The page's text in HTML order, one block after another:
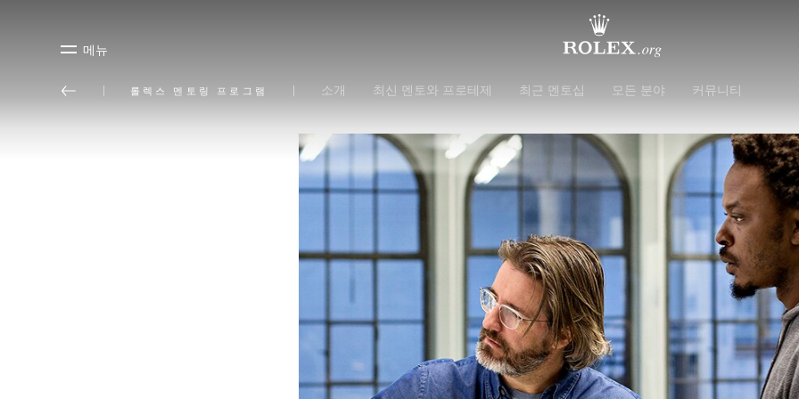
메뉴
롤렉스 멘토링 프로그램 소개 최신 멘토와 프로테제 최근 멘토십 모든 분야 커뮤니티